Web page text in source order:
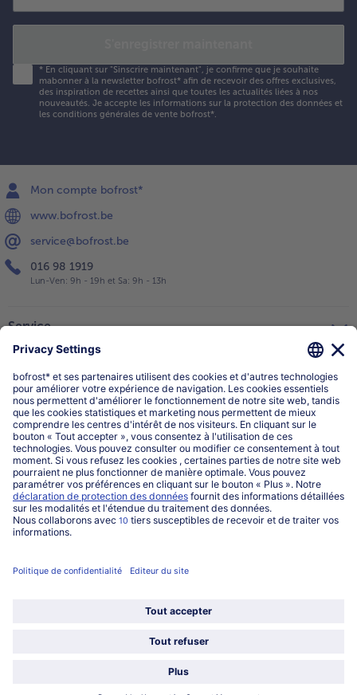
* En cliquant sur "Sinscrire maintenant", je confirme que je souhaite
mabonner à la newsletter bofrost* afin de recevoir des offres exclusives,
des inspiration de recettes ainsi que toutes les actualités liées à nos
nouveautés. Je accepte les informations sur la protection des données et
les conditions générales de vente bofrost*.
Mon compte bofrost*
www.bofrost.be
service@bofrost.be
016 98 1919
Lun-Ven: 9h - 19h et Sa: 9h - 13h
Service
Catégories
Sélectionner le pays / la langue